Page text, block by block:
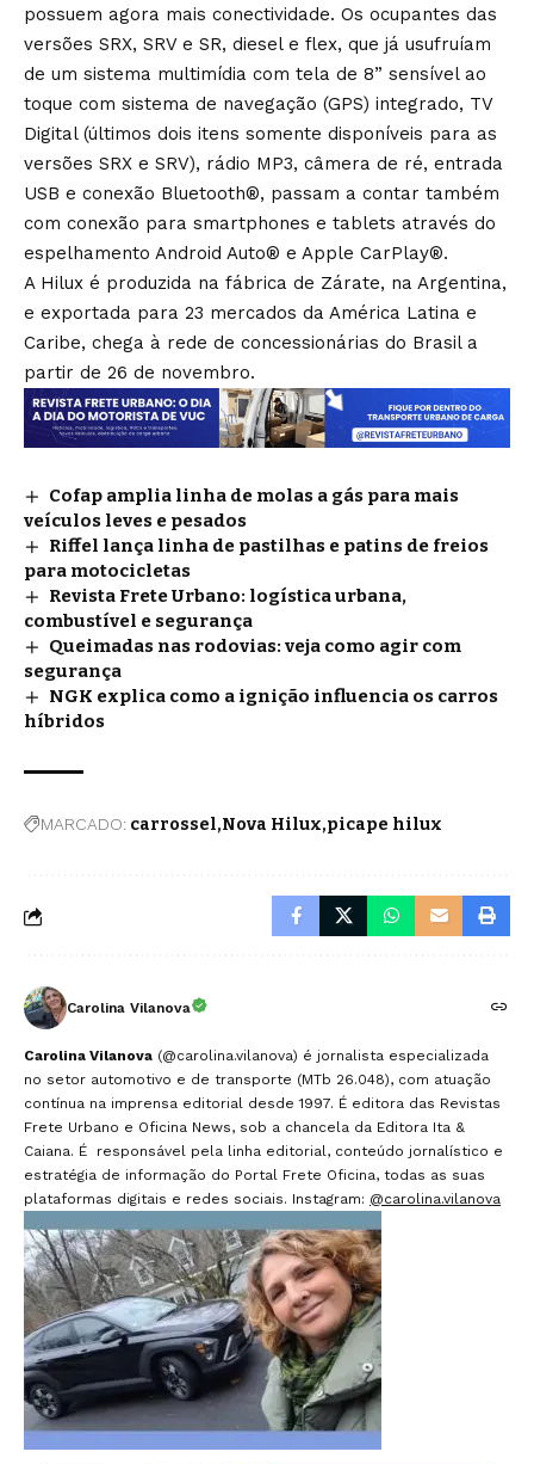
possuem agora mais conectividade. Os ocupantes das
versões SRX, SRV e SR, diesel e flex, que já usufruíam
de um sistema multimídia com tela de 8” sensível ao
toque com sistema de navegação (GPS) integrado, TV
Digital (últimos dois itens somente disponíveis para as
versões SRX e SRV), rádio MP3, câmera de ré, entrada
USB e conexão Bluetooth®, passam a contar também
com conexão para smartphones e tablets através do
espelhamento Android Auto® e Apple CarPlay®.
A Hilux é produzida na fábrica de Zárate, na Argentina,
e exportada para 23 mercados da América Latina e
Caribe, chega à rede de concessionárias do Brasil a
partir de 26 de novembro.
Cofap amplia linha de molas a gás para mais
veículos leves e pesados
Riffel lança linha de pastilhas e patins de freios
para motocicletas
Revista Frete Urbano: logística urbana,
combustível e segurança
Queimadas nas rodovias: veja como agir com
segurança
NGK explica como a ignição influencia os carros
híbridos
MARCADO: carrossel Nova Hilux picape hilux
Carolina Vilanova
Carolina Vilanova (@carolina.vilanova) é jornalista especializada
no setor automotivo e de transporte (MTb 26.048), com atuação
contínua na imprensa editorial desde 1997. É editora das Revistas
Frete Urbano e Oficina News, sob a chancela da Editora Ita &
Caiana. É responsável pela linha editorial, conteúdo jornalístico e
estratégia de informação do Portal Frete Oficina, todas as suas
plataformas digitais e redes sociais. Instagram: @carolina.vilanova